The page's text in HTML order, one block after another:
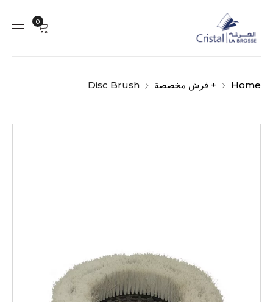
0
Home + فرش مخصصة Disc Brush